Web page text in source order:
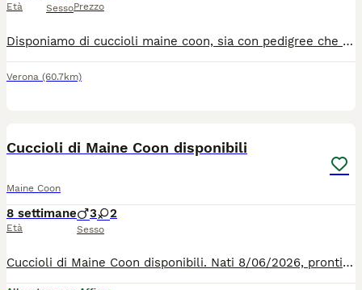
Età SessoPrezzo
Disponiamo di cuccioli maine coon, sia con pedigree che non. Prezzo a partire da 590 euro Maschi molto belli futura taglia xxl Femminucce molto belle Genitori di nostra proprietà Visibili tutti i giorni su appuntamento Chiama il 3276599819
Verona (60.7km)
Cuccioli di Maine Coon disponibili
Maine Coon
8 settimane
Età
3 2
Sesso
Cuccioli di Maine Coon disponibili. Nati 8/06/2026, pronti per andare nelle nuove case da settembre. 3 maschi di cui 1 brown tabby e 2 neri. 2 femmine di cui una tricolore ed una nera. Genitori visibili. Saranno ceduti sverminati, con vaccinazioni complete, pedigree e microchip.